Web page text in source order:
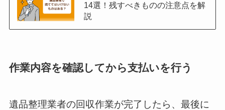
14選！残すべきものの注意点を解
説
作業内容を確認してから支払いを行う
遺品整理業者の回収作業が完了したら、最後に